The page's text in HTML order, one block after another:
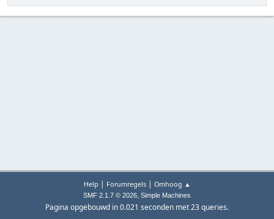
Help | Forumregels| Omhoog ▲
SMF 2.1.7 © 2026, Simple Machines
Pagina opgebouwd in 0.021 seconden met 23 queries.